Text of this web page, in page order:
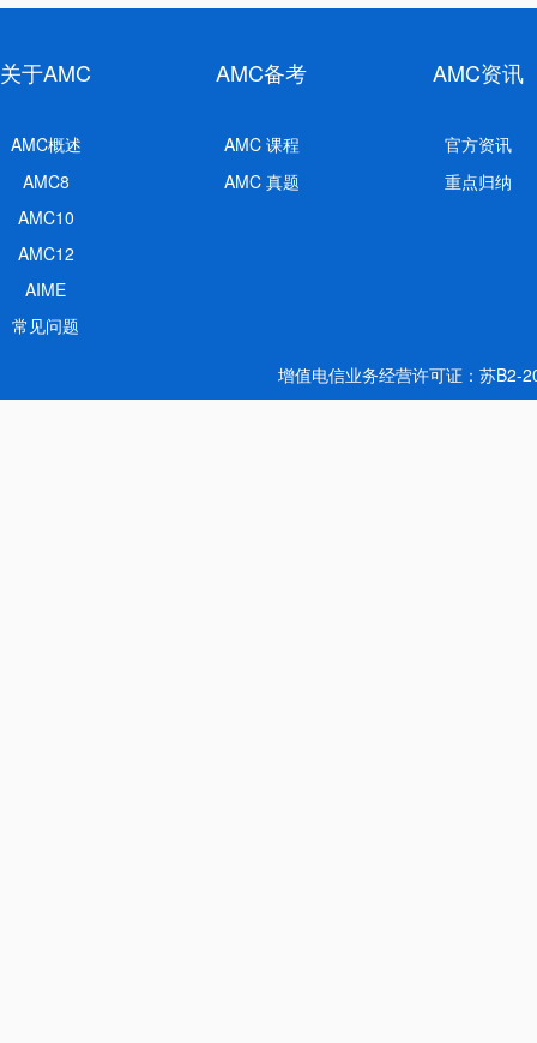
关于AMC
AMC概述
AMC8
AMC10
AMC12
AIME
常见问题
AMC备考
AMC 课程
AMC 真题
AMC资讯
官方资讯
重点归纳
增值电信业务经营许可证：苏B2-